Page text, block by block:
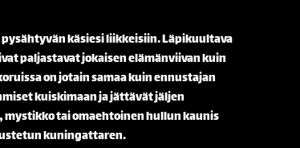
käsiesi liikkeisiin. Läpikuultava
paljastavat jokaisen elämänviivan kuin
on jotain samaa kuin ennustajan
kuiskimaan ja jättävät jäljen
tai omaehtoinen hullun kaunis
kuningattaren.